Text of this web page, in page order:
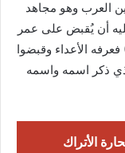
العرب وهو مجاهد
أن يُقبض على عمر
الأعداء وقبضوا
ذكر اسمه واسمه
الأتراك